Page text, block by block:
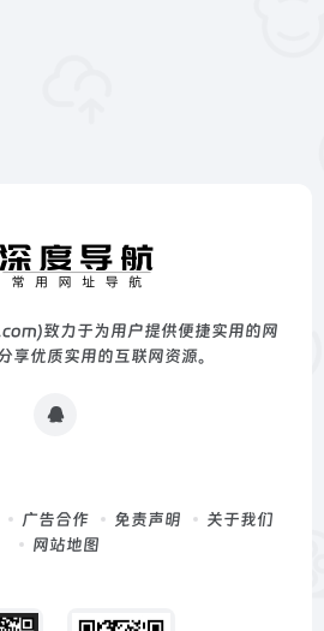
致力于为用户提供便捷实用的网
享优质实用的互联网资源。
广告合作 免责声明
关于我们
网站地图